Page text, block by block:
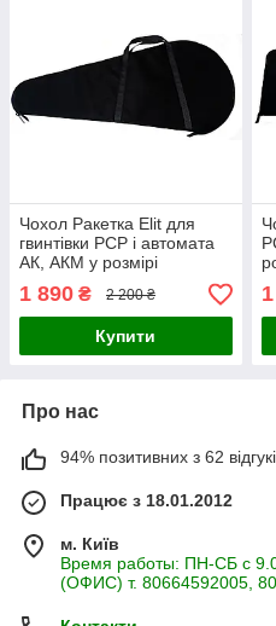
Чохол Ракетка Elit для
гвинтівки PCP і автомата
АК, АКМ у розмірі
87*40*15 см (чорний)
1 890 ₴ 2 200 ₴
Купити
Про нас
94% позитивних з 62
Працює з 18.01.2012
м. Київ
Время работы: ПН-СБ с
(ОФИС) т. 80664592005,